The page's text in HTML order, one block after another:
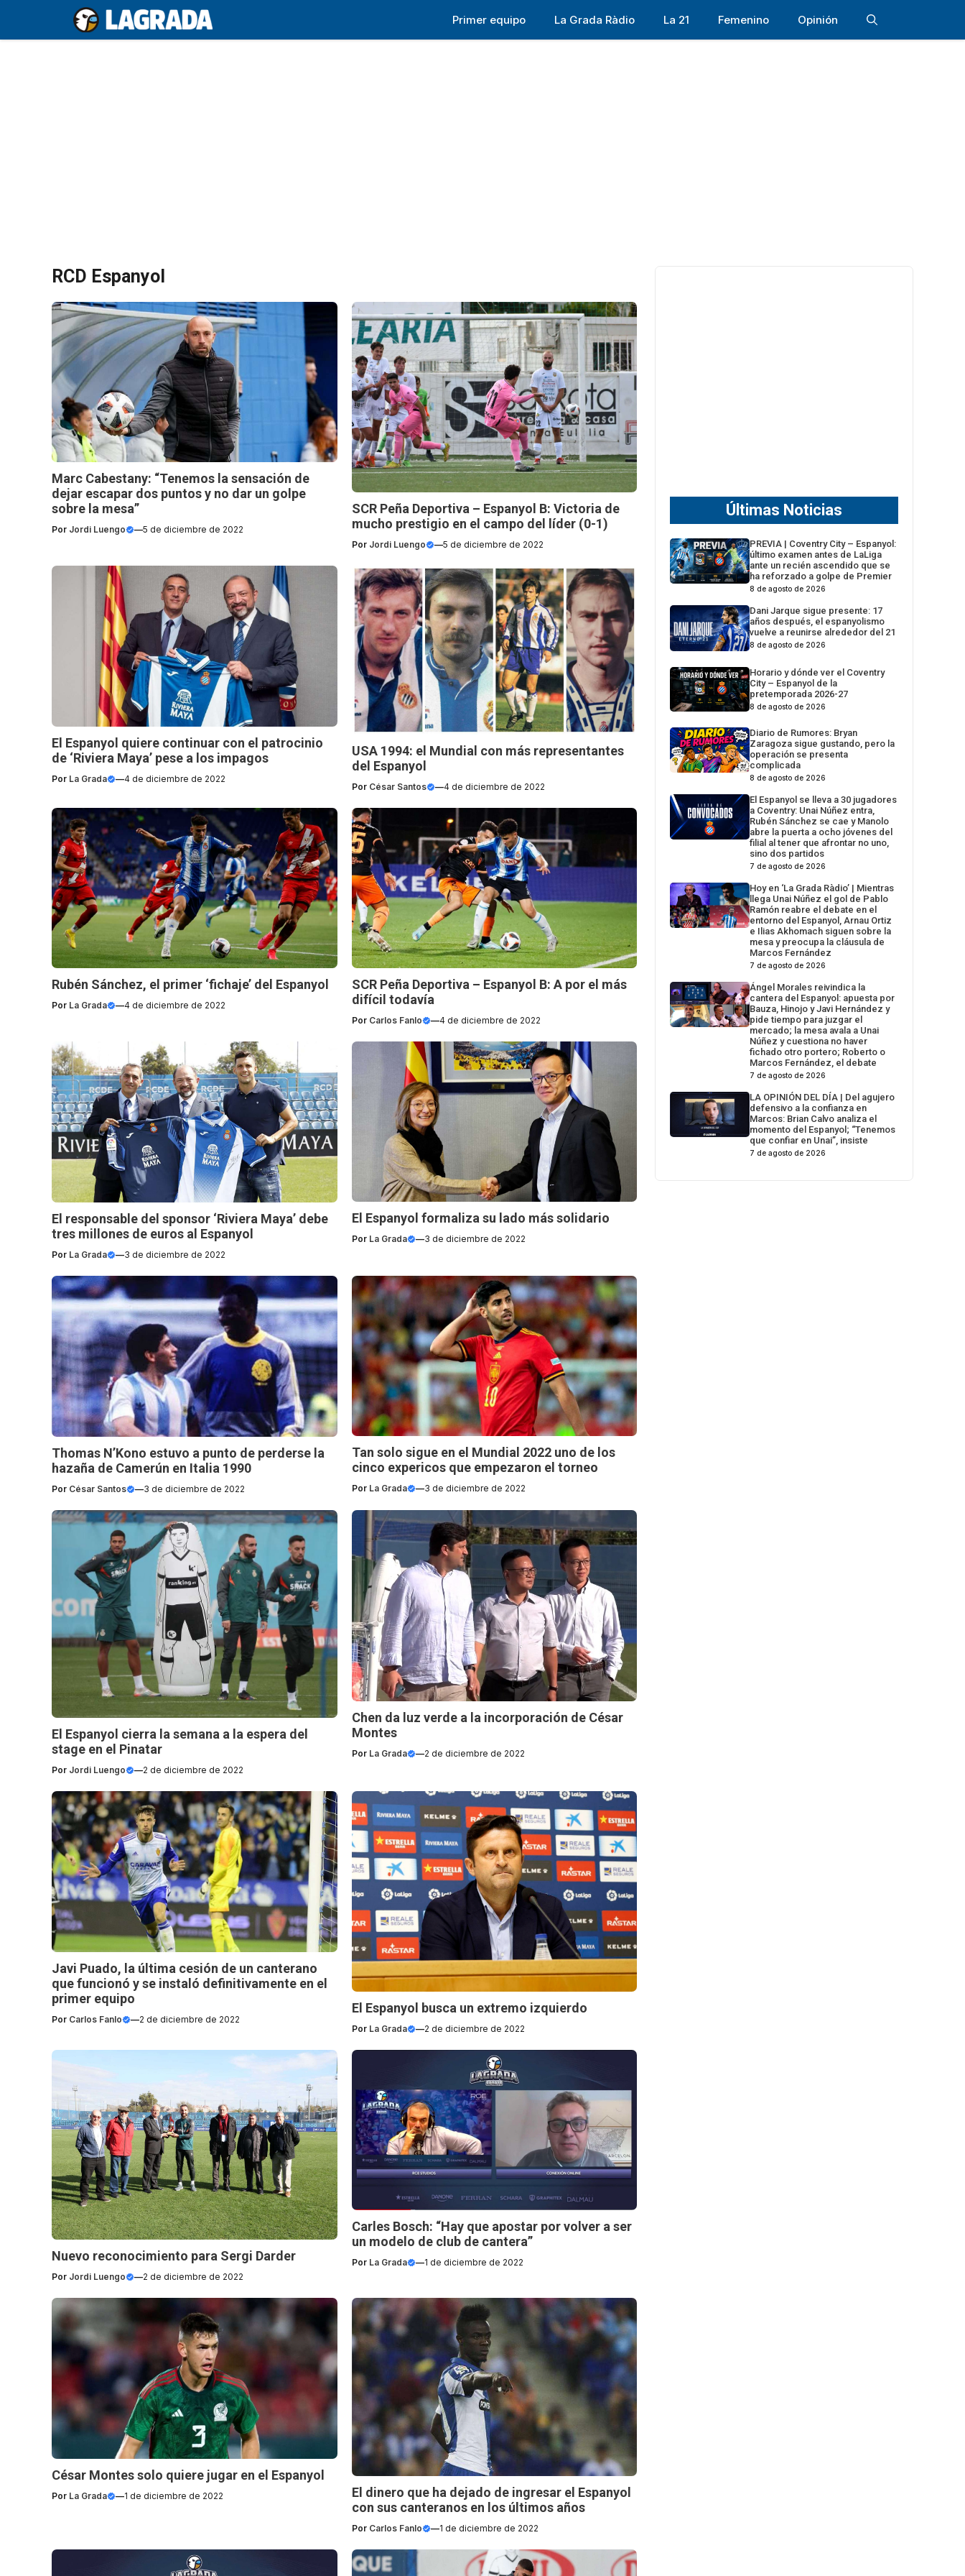
contenido
Primer equipo La Grada Ràdio La 21 Femenino Opinión
RCD Espanyol
Marc Cabestany: “Tenemos la sensación de
dejar escapar dos puntos y no dar un golpe
sobre la mesa”
Por Jordi Luengo —5 de diciembre de 2022
SCR Peña Deportiva – Espanyol B: Victoria de
mucho prestigio en el campo del líder (0-1)
Por Jordi Luengo —5 de diciembre de 2022
El Espanyol quiere continuar con el patrocinio
de ‘Riviera Maya’ pese a los impagos
Por La Grada —4 de diciembre de 2022
USA 1994: el Mundial con más representantes
del Espanyol
Por César Santos —4 de diciembre de 2022
Rubén Sánchez, el primer ‘fichaje’ del Espanyol
Por La Grada —4 de diciembre de 2022
SCR Peña Deportiva – Espanyol B: A por el más
difícil todavía
Por Carlos Fanlo —4 de diciembre de 2022
El responsable del sponsor ‘Riviera Maya’ debe
tres millones de euros al Espanyol
Por La Grada —3 de diciembre de 2022
El Espanyol formaliza su lado más solidario
Por La Grada —3 de diciembre de 2022
Thomas N’Kono estuvo a punto de perderse la
hazaña de Camerún en Italia 1990
Por César Santos —3 de diciembre de 2022
Tan solo sigue en el Mundial 2022 uno de los
cinco expericos que empezaron el torneo
Por La Grada —3 de diciembre de 2022
El Espanyol cierra la semana a la espera del
stage en el Pinatar
Por Jordi Luengo —2 de diciembre de 2022
Chen da luz verde a la incorporación de César
Montes
Por La Grada —2 de diciembre de 2022
Javi Puado, la última cesión de un canterano
que funcionó y se instaló definitivamente en el
primer equipo
Por Carlos Fanlo —2 de diciembre de 2022
El Espanyol busca un extremo izquierdo
Por La Grada —2 de diciembre de 2022
Nuevo reconocimiento para Sergi Darder
Por Jordi Luengo —2 de diciembre de 2022
Carles Bosch: “Hay que apostar por volver a ser
un modelo de club de cantera”
Por La Grada —1 de diciembre de 2022
César Montes solo quiere jugar en el Espanyol
Por La Grada —1 de diciembre de 2022
El dinero que ha dejado de ingresar el Espanyol
con sus canteranos en los últimos años
Por Carlos Fanlo —1 de diciembre de 2022
Últimas Noticias
PREVIA | Coventry City – Espanyol:
último examen antes de LaLiga
ante un recién ascendido que se
ha reforzado a golpe de Premier
8 de agosto de 2026
Dani Jarque sigue presente: 17
años después, el espanyolismo
vuelve a reunirse alrededor del 21
8 de agosto de 2026
Horario y dónde ver el Coventry
City – Espanyol de la
pretemporada 2026-27
8 de agosto de 2026
Diario de Rumores: Bryan
Zaragoza sigue gustando, pero la
operación se presenta
complicada
8 de agosto de 2026
El Espanyol se lleva a 30 jugadores
a Coventry: Unai Núñez entra,
Rubén Sánchez se cae y Manolo
abre la puerta a ocho jóvenes del
filial al tener que afrontar no uno,
sino dos partidos
7 de agosto de 2026
Hoy en ‘La Grada Ràdio’ | Mientras
llega Unai Núñez el gol de Pablo
Ramón reabre el debate en el
entorno del Espanyol, Arnau Ortiz
e Ilias Akhomach siguen sobre la
mesa y preocupa la cláusula de
Marcos Fernández
7 de agosto de 2026
Ángel Morales reivindica la
cantera del Espanyol: apuesta por
Bauza, Hinojo y Javi Hernández y
pide tiempo para juzgar el
mercado; la mesa avala a Unai
Núñez y cuestiona no haver
fichado otro portero; Roberto o
Marcos Fernández, el debate
7 de agosto de 2026
LA OPINIÓN DEL DÍA | Del agujero
defensivo a la confianza en
Marcos: Brian Calvo analiza el
momento del Espanyol; “Tenemos
que confiar en Unai”, insiste
7 de agosto de 2026